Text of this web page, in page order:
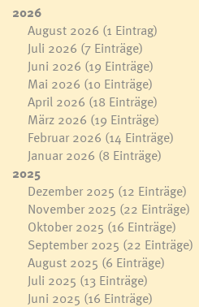
2026
August 2026 (1 Eintrag)
Juli 2026 (7 Einträge)
Juni 2026 (19 Einträge)
Mai 2026 (10 Einträge)
April 2026 (18 Einträge)
März 2026 (19 Einträge)
Februar 2026 (14 Einträge)
Januar 2026 (8 Einträge)
2025
Dezember 2025 (12 Einträge)
November 2025 (22 Einträge)
Oktober 2025 (16 Einträge)
September 2025 (22 Einträge)
August 2025 (6 Einträge)
Juli 2025 (13 Einträge)
Juni 2025 (16 Einträge)